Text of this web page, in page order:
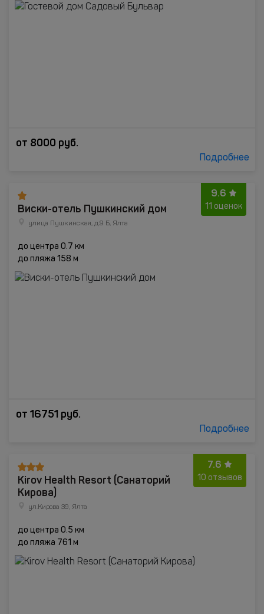
от 8000 руб.
Подробнее
9.6
11 оценок
Виски-отель Пушкинский дом
улица Пушкинская, д.9 Б, Ялта
до центра 0.7 км
до пляжа 158 м
от 16751 руб.
Подробнее
7.6
10 отзывов
Kirоv Health Resort (Санаторий
Кирова)
ул.Кирова 39, Ялта
до центра 0.5 км
до пляжа 761 м